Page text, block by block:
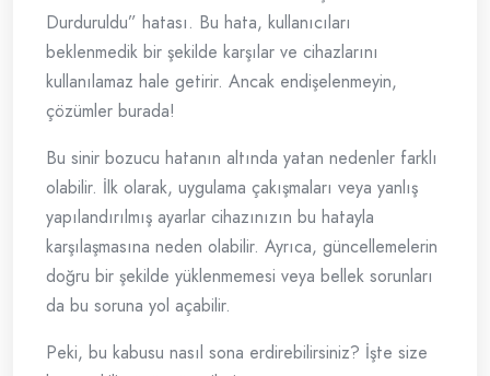
Durduruldu” hatası. Bu hata, kullanıcıları
beklenmedik bir şekilde karşılar ve cihazlarını
kullanılamaz hale getirir. Ancak endişelenmeyin,
çözümler burada!
Bu sinir bozucu hatanın altında yatan nedenler farklı
olabilir. İlk olarak, uygulama çakışmaları veya yanlış
yapılandırılmış ayarlar cihazınızın bu hatayla
karşılaşmasına neden olabilir. Ayrıca, güncellemelerin
doğru bir şekilde yüklenmemesi veya bellek sorunları
da bu soruna yol açabilir.
Peki, bu kabusu nasıl sona erdirebilirsiniz? İşte size